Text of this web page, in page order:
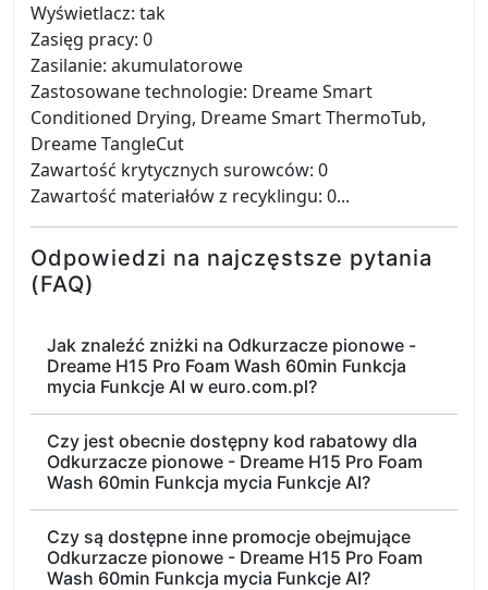
Wyświetlacz: tak
Zasięg pracy: 0
Zasilanie: akumulatorowe
Zastosowane technologie: Dreame Smart
Conditioned Drying, Dreame Smart ThermoTub,
Dreame TangleCut
Zawartość krytycznych surowców: 0
Zawartość materiałów z recyklingu: 0...
Odpowiedzi na najczęstsze pytania
(FAQ)
Jak znaleźć zniżki na Odkurzacze pionowe -
Dreame H15 Pro Foam Wash 60min Funkcja
mycia Funkcje AI w euro.com.pl?
Czy jest obecnie dostępny kod rabatowy dla
Odkurzacze pionowe - Dreame H15 Pro Foam
Wash 60min Funkcja mycia Funkcje AI?
Czy są dostępne inne promocje obejmujące
Odkurzacze pionowe - Dreame H15 Pro Foam
Wash 60min Funkcja mycia Funkcje AI?